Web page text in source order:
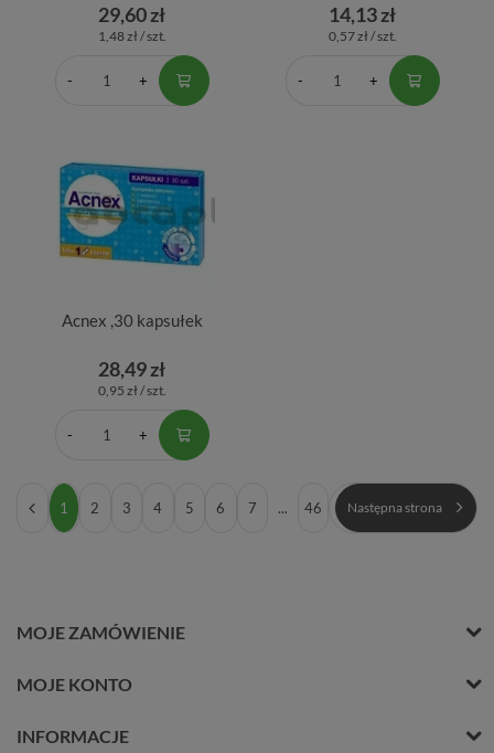
29,60 zł
1,48 zł / szt.
14,13 zł
0,57 zł / szt.
Acnex ,30 kapsułek
28,49 zł
0,95 zł / szt.
1 2 3 4 5 6 7 ... 46 Następna strona
MOJE ZAMÓWIENIE
MOJE KONTO
INFORMACJE